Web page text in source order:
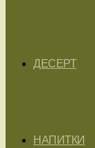
ДЕСЕРТ
НАПИТКИ